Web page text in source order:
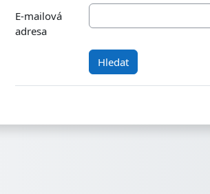
E-mailová
adresa